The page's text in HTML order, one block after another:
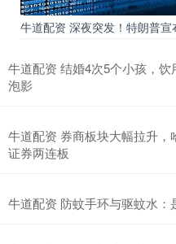
牛道配资 深夜突发！特朗普宣
牛道配资 结婚4次5个小孩，饮
泡影
牛道配资 券商板块大幅拉升
证券两连板
牛道配资 防蚊手环与驱蚊水：